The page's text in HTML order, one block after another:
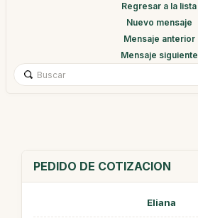
Regresar a la lista
Nuevo mensaje
Mensaje anterior
Mensaje siguiente
PEDIDO DE COTIZACION
Eliana